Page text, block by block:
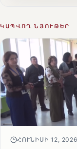
ԿԱՊՎՈՂ ՆՅՈՒԹԵՐ
ՀՈՒՆԻՍԻ 12, 2026